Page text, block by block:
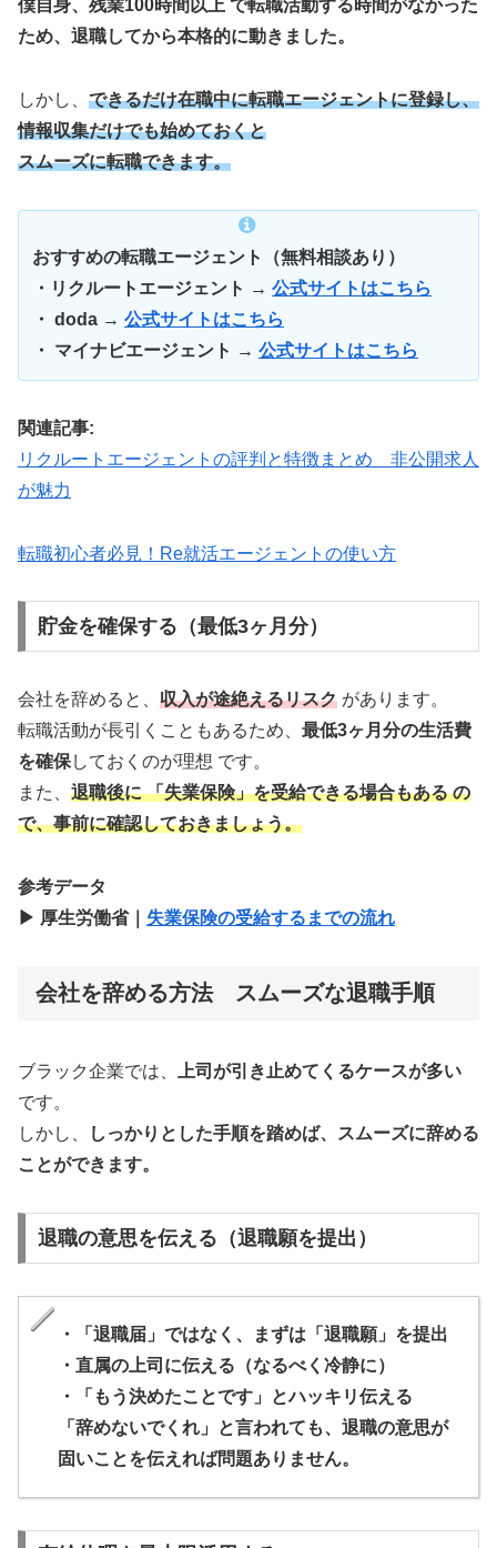
僕自身、残業100時間以上 で転職活動する時間がなかった
ため、退職してから本格的に動きました。
しかし、 できるだけ在職中に転職エージェントに登録し、
情報収集だけでも始めておくと
スムーズに転職できます。
おすすめの転職エージェント（無料相談あり）
・リクルートエージェント → 公式サイトはこちら
・ doda → 公式サイトはこちら
・ マイナビエージェント → 公式サイトはこちら
関連記事:
リクルートエージェントの評判と特徴まとめ 非公開求人
が魅力
転職初心者必見！Re就活エージェントの使い方
貯金を確保する（最低3ヶ月分）
会社を辞めると、 収入が途絶えるリスク があります。
転職活動が長引くこともあるため、 最低3ヶ月分の生活費
を確保しておくのが理想 です。
また、 退職後に 「失業保険」を受給できる場合もある の
で、事前に確認しておきましょう。
参考データ
▶ 厚生労働省｜ 失業保険の受給するまでの流れ
会社を辞める方法 スムーズな退職手順
ブラック企業では、
上司が引き止めてくるケースが多い
です。
しかし、
しっかりとした手順を踏めば、スムーズに辞める
ことができます。
退職の意思を伝える（退職願を提出）
・「退職届」ではなく、まずは「退職願」を提出
・直属の上司に伝える（なるべく冷静に）
・「もう決めたことです」とハッキリ伝える
「辞めないでくれ」と言われても、退職の意思が
固いことを伝えれば問題ありません。